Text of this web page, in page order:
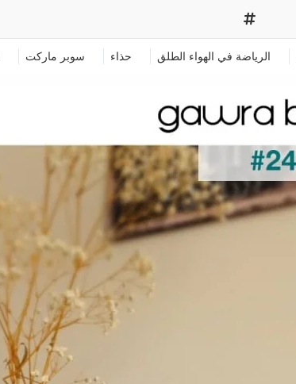
الرياضة في الهواء الطلق حذاء سوبر ماركت